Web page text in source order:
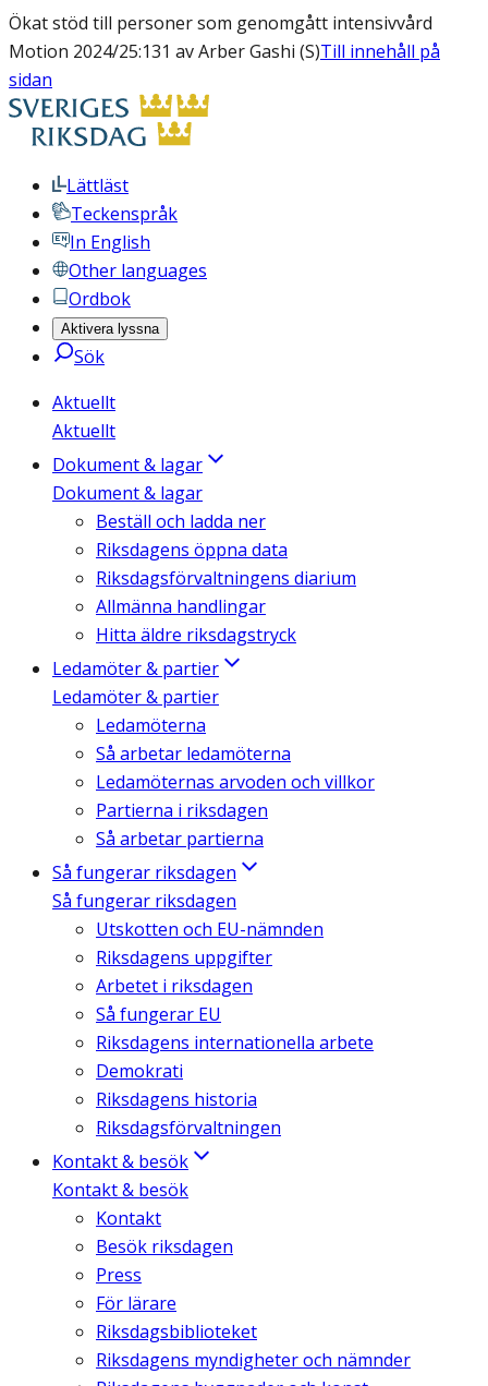
Ökat stöd till personer som genomgått intensivvård
Motion 2024/25:131 av Arber Gashi (S)Till innehåll på
sidan
Lättläst
Teckenspråk
In English
Other languages
Ordbok
Aktivera lyssna
Sök
Aktuellt
Aktuellt
Dokument & lagar
Dokument & lagar
Beställ och ladda ner
Riksdagens öppna data
Riksdagsförvaltningens diarium
Allmänna handlingar
Hitta äldre riksdagstryck
Ledamöter & partier
Ledamöter & partier
Ledamöterna
Så arbetar ledamöterna
Ledamöternas arvoden och villkor
Partierna i riksdagen
Så arbetar partierna
Så fungerar riksdagen
Så fungerar riksdagen
Utskotten och EU-nämnden
Riksdagens uppgifter
Arbetet i riksdagen
Så fungerar EU
Riksdagens internationella arbete
Demokrati
Riksdagens historia
Riksdagsförvaltningen
Kontakt & besök
Kontakt & besök
Kontakt
Besök riksdagen
Press
För lärare
Riksdagsbiblioteket
Riksdagens myndigheter och nämnder